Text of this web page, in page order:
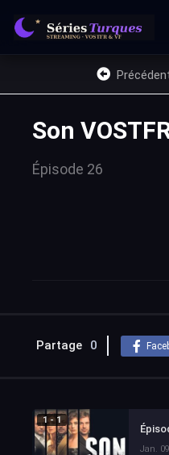
Son
Épisode 26
Partage 0
1 - 1
Jan.